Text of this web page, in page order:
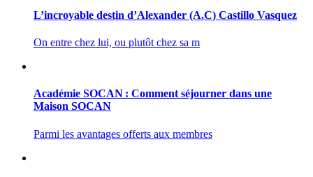
L’incroyable destin d’Alexander (A.C) Castillo Vasquez
On entre chez lui, ou plutôt chez sa m
Académie SOCAN : Comment séjourner dans une
Maison SOCAN
Parmi les avantages offerts aux membres